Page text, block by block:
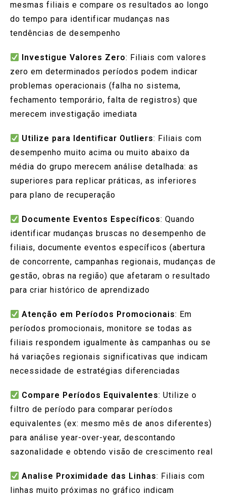
mesmas filiais e compare os resultados ao longo
do tempo para identificar mudanças nas
tendências de desempenho
Investigue Valores Zero: Filiais com valores
zero em determinados períodos podem indicar
problemas operacionais (falha no sistema,
fechamento temporário, falta de registros) que
merecem investigação imediata
Utilize para Identificar Outliers: Filiais com
desempenho muito acima ou muito abaixo da
média do grupo merecem análise detalhada: as
superiores para replicar práticas, as inferiores
para plano de recuperação
Documente Eventos Específicos: Quando
identificar mudanças bruscas no desempenho de
filiais, documente eventos específicos (abertura
de concorrente, campanhas regionais, mudanças de
gestão, obras na região) que afetaram o resultado
para criar histórico de aprendizado
Atenção em Períodos Promocionais: Em
períodos promocionais, monitore se todas as
filiais respondem igualmente às campanhas ou se
há variações regionais significativas que indicam
necessidade de estratégias diferenciadas
Compare Períodos Equivalentes: Utilize o
filtro de período para comparar períodos
equivalentes (ex: mesmo mês de anos diferentes)
para análise year-over-year, descontando
sazonalidade e obtendo visão de crescimento real
Analise Proximidade das Linhas: Filiais com
linhas muito próximas no gráfico indicam